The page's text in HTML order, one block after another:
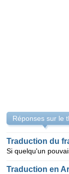
Réponses sur le
Traduction du
Traduction en